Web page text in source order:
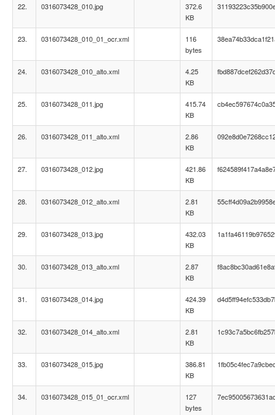
22. 0316073428_010.jpg
372.6
KB
23. 0316073428_010_01_ocr.xml
116
bytes
24. 0316073428_010_alto.xml
4.25
KB
25. 0316073428_011.jpg
415.74
KB
26. 0316073428_011_alto.xml
2.86
KB
27. 0316073428_012.jpg
421.86
KB
28. 0316073428_012_alto.xml
2.81
KB
29. 0316073428_013.jpg
432.03
KB
30. 0316073428_013_alto.xml
2.87
KB
31. 0316073428_014.jpg
424.39
KB
32. 0316073428_014_alto.xml
2.81
KB
33. 0316073428_015.jpg
386.81
KB
34. 0316073428_015_01_ocr.xml
127
bytes